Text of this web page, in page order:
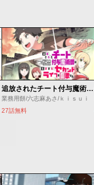
追放されたチート付与魔術師は気ままなセカンドライフを謳歌する。 ～俺は武器だけじゃなく、あらゆるものに『強化ポイント』を付与できるし、俺の意思でいつでも効果を解除できるけど、残った人たち大丈夫？～
業務用餅/六志麻あさ/ｋｉｓｕｉ
27話無料